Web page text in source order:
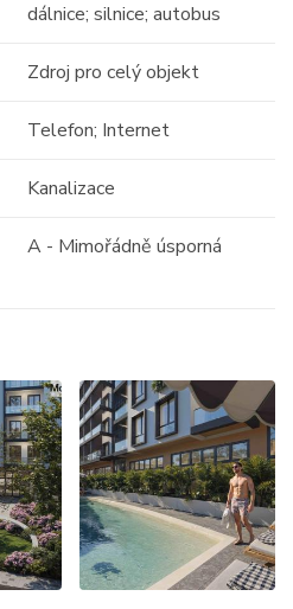
dálnice; silnice; autobus
Zdroj pro celý objekt
Telefon; Internet
Kanalizace
A - Mimořádně úsporná